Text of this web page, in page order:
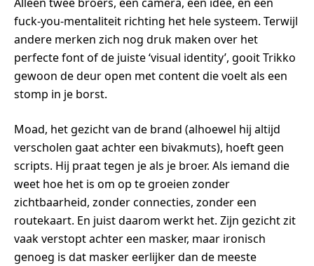
fuck-you-mentaliteit richting het hele systeem. Terwijl
andere merken zich nog druk maken over het
perfecte font of de juiste ‘visual identity’, gooit Trikko
gewoon de deur open met content die voelt als een
stomp in je borst.
Moad, het gezicht van de brand (alhoewel hij altijd
verscholen gaat achter een bivakmuts), hoeft geen
scripts. Hij praat tegen je als je broer. Als iemand die
weet hoe het is om op te groeien zonder
zichtbaarheid, zonder connecties, zonder een
routekaart. En juist daarom werkt het. Zijn gezicht zit
vaak verstopt achter een masker, maar ironisch
genoeg is dat masker eerlijker dan de meeste